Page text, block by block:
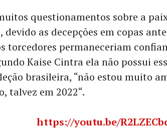
questionamentos sobre a
devido as decepções em copas
torcedores permaneceriam
Kaise Cintra ela não possui
brasileira, “não estou muito
talvez em 2022“.
https://youtu.be/